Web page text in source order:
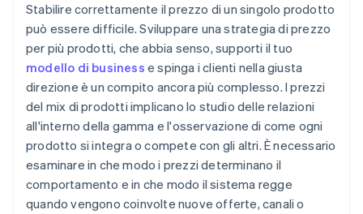
Usa i dati e la sperimentazione
Assicurati che i tuoi strumenti possano tenere il
passo
Progettazione per una crescita dei clienti a lungo
termine
Continua la messa a punto nel tempo
Variazione della sensibilità al prezzo nel mix
Difficoltà di ordine amministrativo
Diluizione del marchio
Stabilire correttamente il prezzo di un singolo prodotto
può essere difficile. Sviluppare una strategia di prezzo
per più prodotti, che abbia senso, supporti il tuo
modello di business e spinga i clienti nella giusta
direzione è un compito ancora più complesso. I prezzi
del mix di prodotti implicano lo studio delle relazioni
all'interno della gamma e l'osservazione di come ogni
prodotto si integra o compete con gli altri. È necessario
esaminare in che modo i prezzi determinano il
comportamento e in che modo il sistema regge
quando vengono coinvolte nuove offerte, canali o